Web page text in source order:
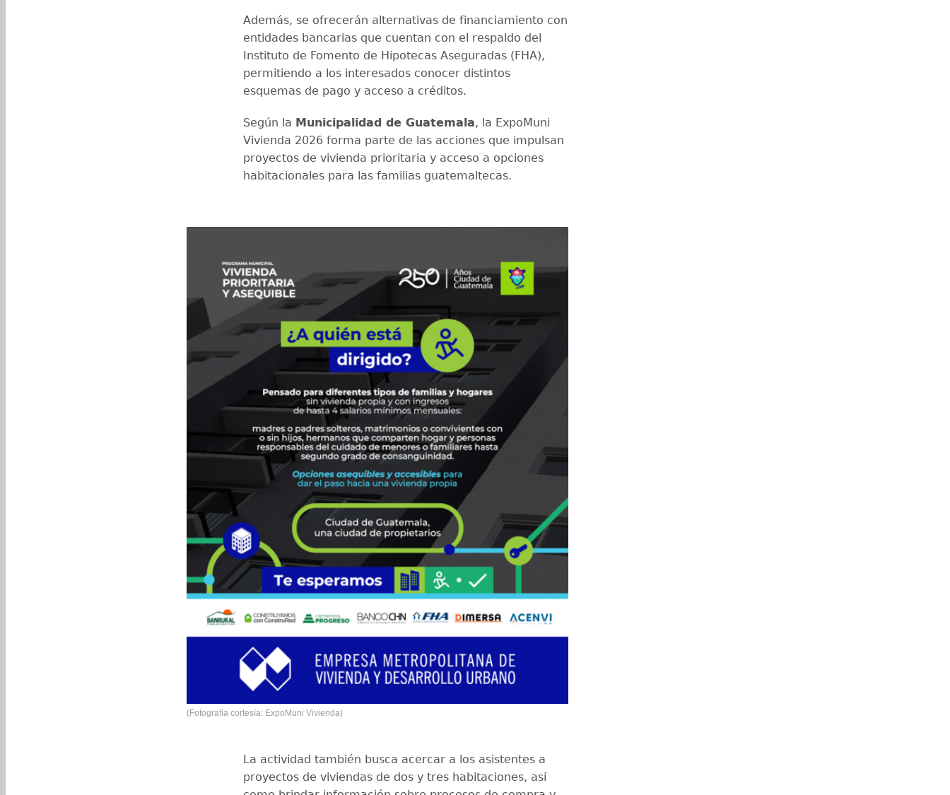
Además, se ofrecerán alternativas de financiamiento con
entidades bancarias que cuentan con el respaldo del
Instituto de Fomento de Hipotecas Aseguradas (FHA),
permitiendo a los interesados conocer distintos
esquemas de pago y acceso a créditos.
Según la Municipalidad de Guatemala, la ExpoMuni
Vivienda 2026 forma parte de las acciones que impulsan
proyectos de vivienda prioritaria y acceso a opciones
habitacionales para las familias guatemaltecas.
(Fotografía cortesía: ExpoMuni Vivienda)
La actividad también busca acercar a los asistentes a
proyectos de viviendas de dos y tres habitaciones, así